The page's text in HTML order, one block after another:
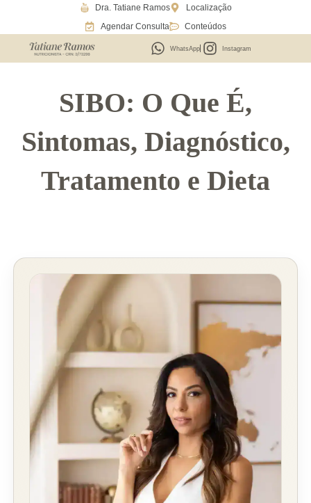
Dra. Tatiane Ramos
Localização
Agendar Consulta
Conteúdos
WhatsApp Instagram
SIBO: O Que É,
Sintomas, Diagnóstico,
Tratamento e Dieta